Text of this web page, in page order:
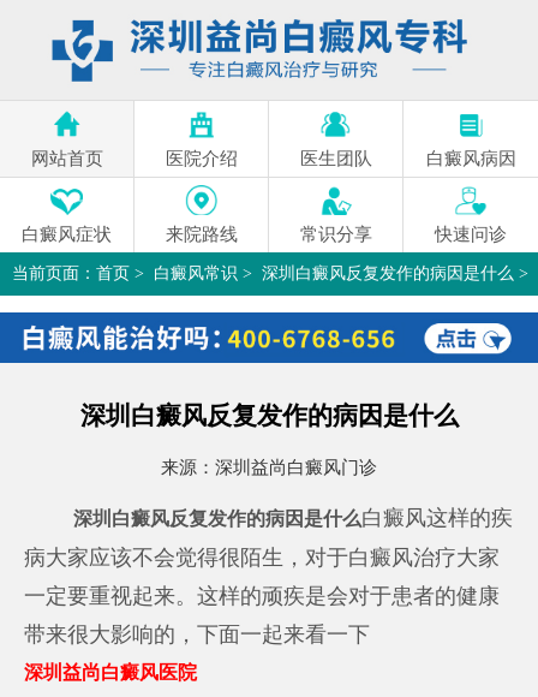
网站首页 医院介绍 医生团队 白癜风病因
白癜风症状 来院路线 常识分享 快速问诊
当前页面： 首页 > 白癜风常识 > 深圳白癜风反复发作的病因是什么 >
深圳白癜风反复发作的病因是什么
来源： 深圳益尚白癜风门诊
深圳白癜风反复发作的病因是什么白癜风这样的疾
病大家应该不会觉得很陌生，对于白癜风治疗大家
一定要重视起来。这样的顽疾是会对于患者的健康
带来很大影响的，下面一起来看一下
深圳益尚白癜风医院